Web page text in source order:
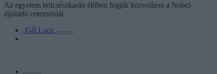
Az egyetem bölcsészkarán élőben fogják közvetíteni a Nobel-
díjátadó ceremóniát.
Gál Luca